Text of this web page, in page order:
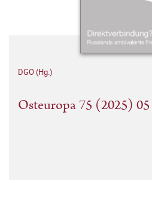
DGO (Hg.)
Osteuropa 75 (2025) 05